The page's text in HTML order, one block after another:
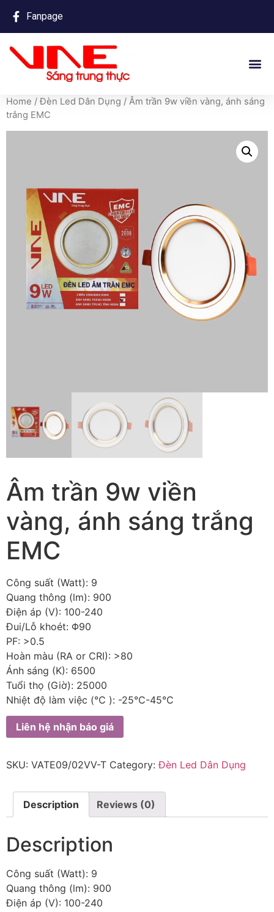
Fanpage
Home /Đèn Led Dân Dụng / Âm trần 9w viền vàng, ánh sáng
trắng EMC
Âm trần 9w viền
vàng, ánh sáng trắng
EMC
Công suất (Watt): 9
Quang thông (lm): 900
Điện áp (V): 100-240
Đui/Lỗ khoét: Φ90
PF: >0.5
Hoàn màu (RA or CRI): >80
Ánh sáng (K): 6500
Tuổi thọ (Giờ): 25000
Nhiệt độ làm việc (℃ ): -25℃-45℃
Liên hệ nhận báo giá
SKU: VATE09/02VV-T Category:Đèn Led Dân Dụng
Description Reviews (0)
Description
Công suất (Watt): 9
Quang thông (lm): 900
Điện áp (V): 100-240